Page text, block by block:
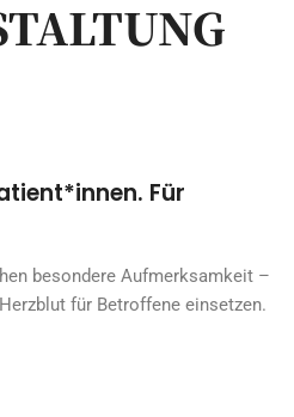
Für
besondere Aufmerksamkeit –
für Betroffene einsetzen.